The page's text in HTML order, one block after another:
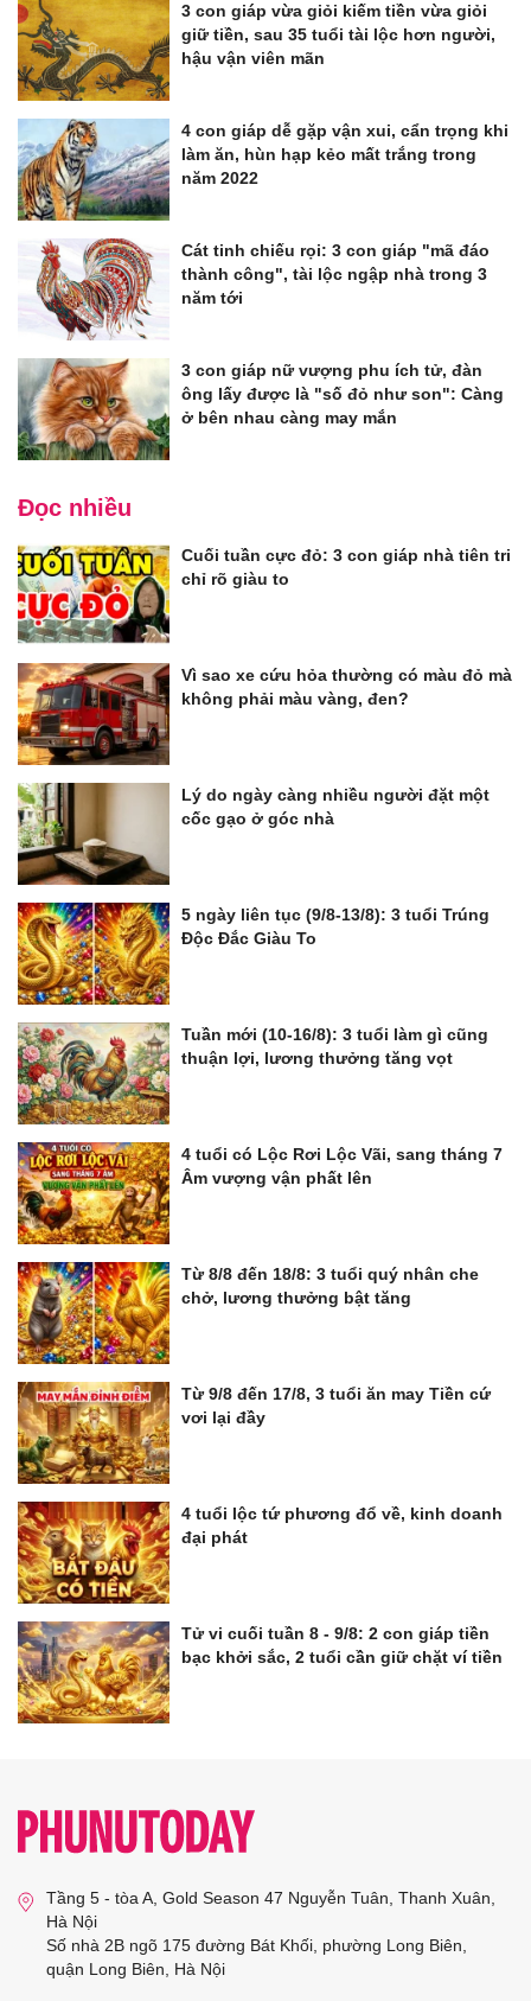
3 con giáp vừa giỏi kiếm tiền vừa giỏi
giữ tiền, sau 35 tuổi tài lộc hơn người,
hậu vận viên mãn
4 con giáp dễ gặp vận xui, cẩn trọng khi
làm ăn, hùn hạp kẻo mất trắng trong
năm 2022
Cát tinh chiếu rọi: 3 con giáp "mã đáo
thành công", tài lộc ngập nhà trong 3
năm tới
3 con giáp nữ vượng phu ích tử, đàn
ông lấy được là "số đỏ như son": Càng
ở bên nhau càng may mắn
Đọc nhiều
Cuối tuần cực đỏ: 3 con giáp nhà tiên tri
chỉ rõ giàu to
Vì sao xe cứu hỏa thường có màu đỏ mà
không phải màu vàng, đen?
Lý do ngày càng nhiều người đặt một
cốc gạo ở góc nhà
5 ngày liên tục (9/8-13/8): 3 tuổi Trúng
Độc Đắc Giàu To
Tuần mới (10-16/8): 3 tuổi làm gì cũng
thuận lợi, lương thưởng tăng vọt
4 tuổi có Lộc Rơi Lộc Vãi, sang tháng 7
Âm vượng vận phất lên
Từ 8/8 đến 18/8: 3 tuổi quý nhân che
chở, lương thưởng bật tăng
Từ 9/8 đến 17/8, 3 tuổi ăn may Tiền cứ
vơi lại đầy
4 tuổi lộc tứ phương đổ về, kinh doanh
đại phát
Tử vi cuối tuần 8 - 9/8: 2 con giáp tiền
bạc khởi sắc, 2 tuổi cần giữ chặt ví tiền
Tầng 5 - tòa A, Gold Season 47 Nguyễn Tuân, Thanh Xuân,
Hà Nội
Số nhà 2B ngõ 175 đường Bát Khối, phường Long Biên,
quận Long Biên, Hà Nội